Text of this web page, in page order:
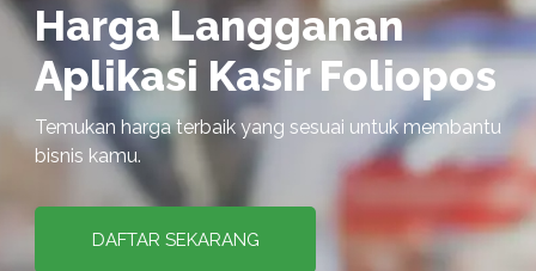
Harga Langganan
Aplikasi Kasir Foliopos
Temukan harga terbaik yang sesuai untuk membantu
bisnis kamu.
DAFTAR SEKARANG